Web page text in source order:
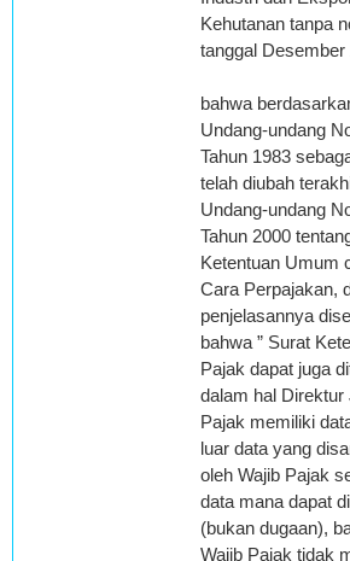
Kehutanan tanpa
tanggal Desember
bahwa
Undang-undang
Tahun 1983
telah diubah
Undang-undang
Tahun 2000
Ketentuan Umum
Cara Perpajakan,
penjelasannya
bahwa ” Surat
Pajak dapat juga
dalam hal Direktur
Pajak memiliki
luar data yang
oleh Wajib Pajak
data mana dapat
(bukan dugaan),
Wajib Pajak tidak